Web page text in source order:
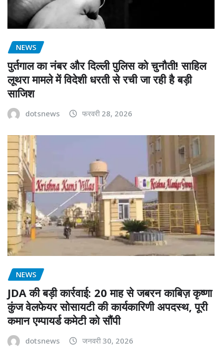
NEWS
पुर्तगाल का नंबर और दिल्ली पुलिस को चुनौती! साहिल
लूथरा मामले में विदेशी धरती से रची जा रही है बड़ी
साजिश
dotsnews फरवरी 28, 2026
NEWS
JDA की बड़ी कार्रवाई: 20 माह से जबरन काबिज़ कृष्णा
कुंज वेलफेयर सोसायटी की कार्यकारिणी अपदस्थ, पूरी
कमान एम्पायर्ड कमेटी को सौंपी
dotsnews जनवरी 30, 2026